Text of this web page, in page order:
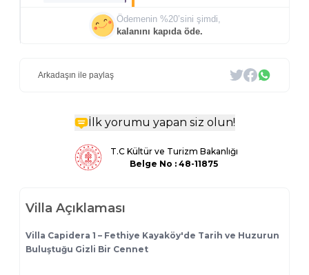
Ödemenin %20’sini şimdi,
kalanını kapıda öde.
Arkadaşın ile paylaş
İlk yorumu yapan siz olun!
T.C Kültür ve Turizm Bakanlığı
Belge No : 48-11875
Villa Açıklaması
Villa Capidera 1 – Fethiye Kayaköy'de Tarih ve Huzurun
Buluştuğu Gizli Bir Cennet